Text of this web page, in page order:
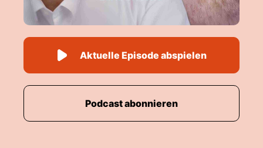
Aktuelle Episode abspielen
Podcast abonnieren